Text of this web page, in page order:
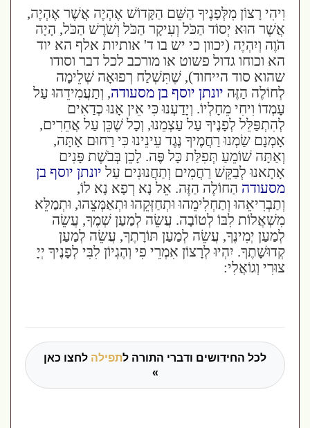
וִיהִי רָצוֹן מִלְּפָנֶיךָ הַשֵּׁם הַקָּדוֹשׁ אֶהְיֶה אֲשֶׁר אֶהְיֶה,
אֲשֶׁר הוּא יְסוֹד הַכֹּל וְעִיקָר הַכֹּל וְשֹׁרֶשׁ הַכֹּל, הָיָה
הֹוֶה וְיִהְיֶה (יכוון כי יש בו ד' אותיות אלף הא יוד
הא וכוחו גדול פשוט או מורכב לכל דבר וסודו
שהוא סוד הייחוד), שֶׁתִּשְׁלַח רְפוּאָה שְׁלֵימָה
לְחוֹלֶה הַזֶּהיונתן יוסף בן מסעודה, וְתַעֲמִידֵהוּ עַל
עָמְדוֹ וִיחִי מֵחָלְיוֹ. וְיָדַעְנוּ כִּי אֵין אָנוּ כְדַאִים
לְהִתְפַּלֵּל לְפָנֶיךָ עַל עַצְמֵנוּ, וְכָל שֶׁכֵּן עַל אֲחֵרִים,
אָמְנָם שַׂמְנוּ רַחֲמֶיךָ נֶגֶד עֵינֵינוּ כִּי רַחוּם אָתָּה,
וְאַתָּה שׁוֹמֵעַ תְּפִלַּת כָּל פֶּה. לָכֵן בְּבֹשֶׁת פָּנִים
אָתָאנוּ לְבַקֵּשׁ רַחֲמִים וְתַחֲנוּנִים עַליונתן יוסף בן
מסעודההַחוֹלֶה הַזֶּה. אֵל נָא רְפָא נָא לוֹ,
וְתַבְרִיאֵהוּ וְתַחְלִימֵהוּ וּתְחַזְּקֵהוּ וּתְאַמְּצֵהוּ, וּתְמַלֵּא
מִשְׁאֲלוֹת לִבּוֹ לְטוֹבָה. עֲשֵׂה לְמַעַן שְׁמֶךָ, עֲשֵׂה
לְמַעַן יְמִינֶךָ, עֲשֵׂה לְמַעַן תּוֹרָתֶךָ, עֲשֵׂה לְמַעַן
קְדוּשָׁתֶךָ. יִהְיוּ לְרָצוֹן אִמְרֵי פִי וְהֶגְיוֹן לִבִּי לְפָנֶיךָ יְיָ
צוּרִי וְגוֹאֲלִי:
לכל החידושים ודברי התורה לתפילהלחצו כאן